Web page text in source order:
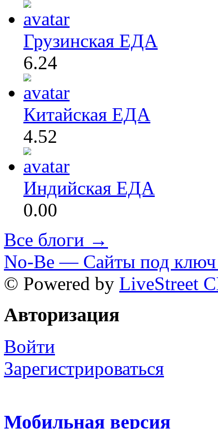
Грузинская ЕДА
6.24
Китайская ЕДА
4.52
Индийская ЕДА
0.00
Все блоги →
No-Be — Сайты под ключ
© Powered by LiveStreet
Авторизация
Войти
Зарегистрироваться
Мобильная версия